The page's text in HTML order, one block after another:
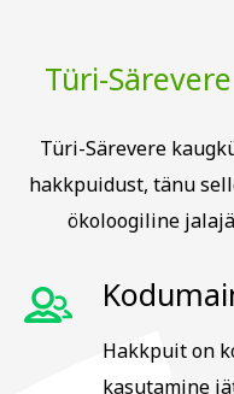
Türi-
Türi-Särevere
hakkpuidust, tänu
ökoloogiline
Hakkpuit on
kasutamine